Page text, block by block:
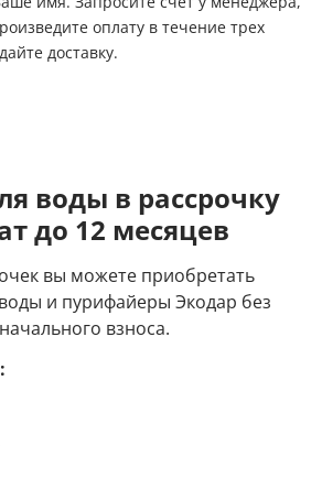
оплату в течение трех
доставку.
воды в рассрочку
до 12 месяцев
вы можете приобретать
и пурифайеры Экодар без
взноса.